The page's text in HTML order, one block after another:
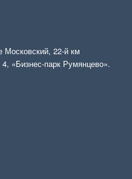
Московский, 22-й км
«Бизнес-парк Румянцево».